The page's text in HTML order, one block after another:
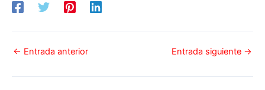
← Entrada anterior Entrada siguiente →